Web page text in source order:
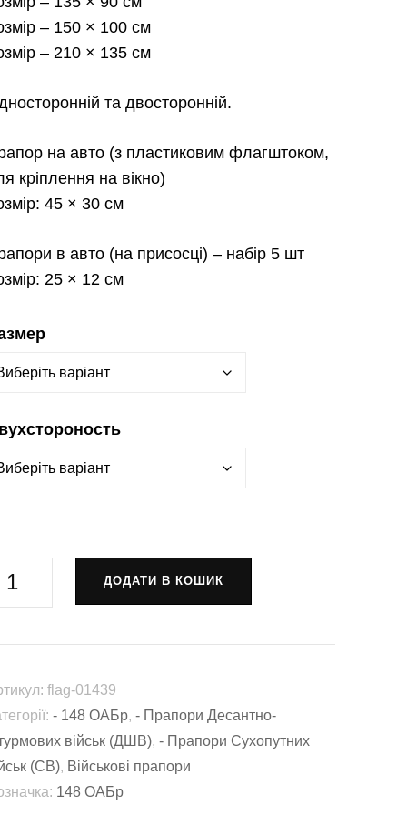
– 150 × 100 см
– 210 × 135 см
та двосторонній.
на авто (з пластиковим флагштоком,
кріплення на вікно)
45 × 30 см
в авто (на присосці) – набір 5 шт
25 × 12 см
ДОДАТИ В КОШИК
flag-01439
- 148 ОАБр,- Прапори Десантно-
військ (ДШВ),- Прапори Сухопутних
(СВ), Військові прапори
148 ОАБр